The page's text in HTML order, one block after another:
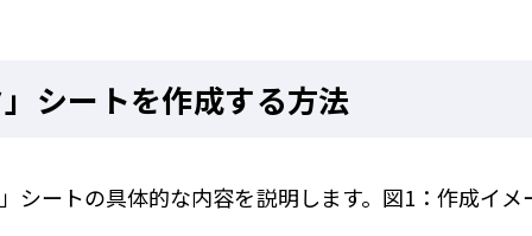
シートを作成する方法
シートの具体的な内容を説明します。図1：作成イ